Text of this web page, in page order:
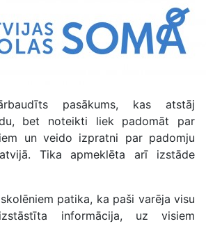
pasākums, kas atstāj
bet noteikti liek padomāt par
un veido izpratni par padomju
Tika apmeklēta arī izstāde
patika, ka paši varēja visu
informācija, uz visiem